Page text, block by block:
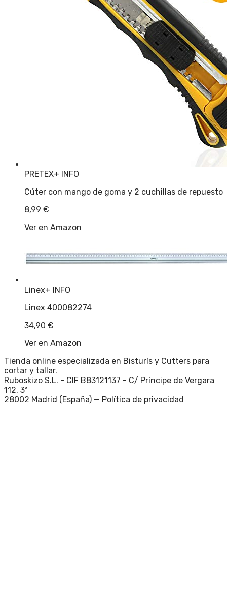
PRETEX+ INFO
Cúter con mango de goma y 2 cuchillas de repuesto
8,99 €
Ver en Amazon
Linex+ INFO
Linex 400082274
34,90 €
Ver en Amazon
Tienda online especializada en Bisturís y Cutters para
cortar y tallar.
Ruboskizo S.L. - CIF B83121137 - C/ Príncipe de Vergara
112, 3ª
28002 Madrid (España) — Política de privacidad